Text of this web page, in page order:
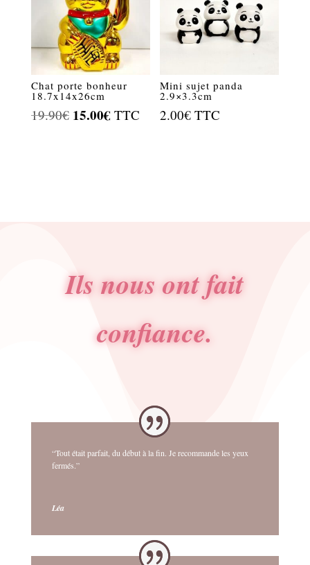
Chat porte bonheur
18.7x14x26cm
19.90€ Le
15.00€Le
TTC
Mini sujet panda
2.9×3.3cm
2.00€ TTC
Ils nous ont fait
confiance.
“Tout était parfait, du début à la fin. Je recommande les yeux
fermés.”
Léa